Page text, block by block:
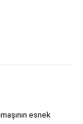
esnek